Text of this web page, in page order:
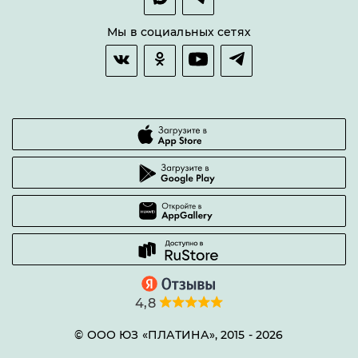
Гарантии качества
Часто задаваемые вопросы
Мы в социальных сетях
4,8
© ООО ЮЗ «ПЛАТИНА», 2015 - 2026